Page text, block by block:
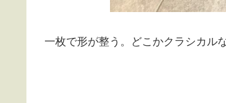
一枚で形が整う。どこかクラシカル